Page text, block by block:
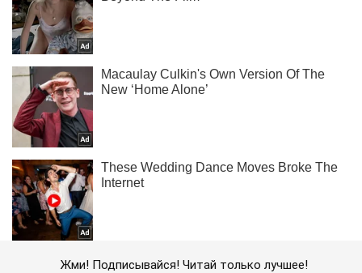
Жми! Подписывайся! Читай только лучшее!